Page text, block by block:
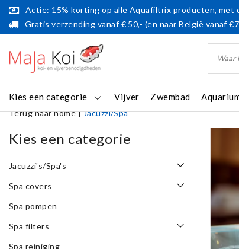
Actie: 15% korting op alle Aquafiltrix producten,
Gratis verzending vanaf € 50,- (en naar België vanaf
Kies een categorie Vijver Zwembad
Terug naar home|Jacuzzi/Spa
Kies een categorie
Jacuzzi's/Spa's
Spa covers
Spa pompen
Spa filters
Spa reiniging